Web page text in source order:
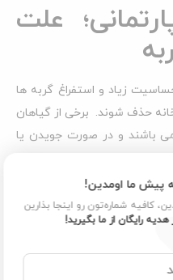
علت
زیاد و استفراغ گربه ها
حذف شوند. برخی از گیاهان
باشند و در صورت جویدن یا
اسهال، بی‌حالی، و حتی مشکلات
10 گیاه آپارتمانی که باعث استفراغ می شود را
آن می‌تواند منجر به نارسایی
پیش ما اومدین!
کافیه شماره‌تون رو اینجا بذارین
هدیه رایگان از ما بگیرید!